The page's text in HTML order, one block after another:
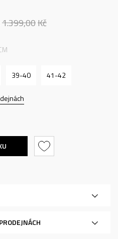
1.399,00Kč
39-40 41-42